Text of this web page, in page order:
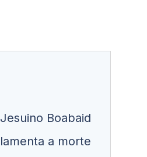
Jesuino Boabaid
lamenta a morte